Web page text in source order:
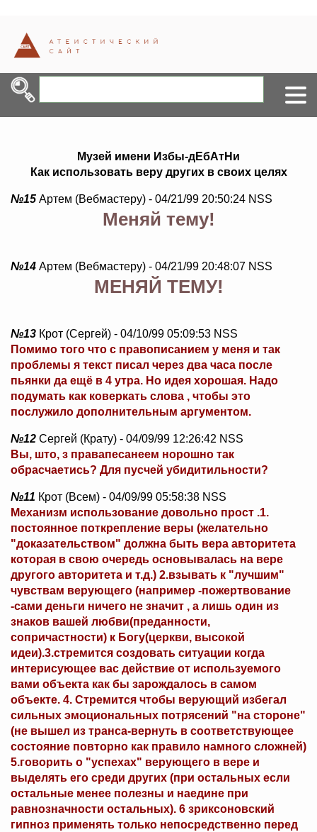
Музей имени Избы-дЕбАтНи
Как использовать веру других в своих целях
№15 Артем (Вебмастеру) - 04/21/99 20:50:24 NSS
Меняй тему!
№14 Артем (Вебмастеру) - 04/21/99 20:48:07 NSS
МЕНЯЙ ТЕМУ!
№13 Крот (Сергей) - 04/10/99 05:09:53 NSS
Помимо того что с правописанием у меня и так
проблемы я текст писал через два часа после
пьянки да ещё в 4 утра. Но идея хорошая. Надо
подумать как коверкать слова , чтобы это
послужило дополнительным аргументом.
№12 Сергей (Крату) - 04/09/99 12:26:42 NSS
Вы, што, з правапесанеем норошно так
обрасчаетись? Для пусчей убидитильности?
№11 Крот (Всем) - 04/09/99 05:58:38 NSS
Механизм использование довольно прост .1.
постоянное поткрепление веры (желательно
"доказательством" должна быть вера авторитета
которая в свою очередь основывалась на вере
другого авторитета и т.д.) 2.взывать к "лучшим"
чувствам верующего (например -пожертвование
-сами деньги ничего не значит , а лишь один из
знаков вашей любви(преданности,
сопричастности) к Богу(церкви, высокой
идеи).3.стремится создовать ситуации когда
интерисующее вас действие от используемого
вами объекта как бы зарождалось в самом
объекте. 4. Стремится чтобы верующий избегал
сильных эмоциональных потрясений "на стороне"
(не вышел из транса-вернуть в соответствующее
состояние повторно как правило намного сложней)
5.говорить о "успехах" верующего в вере и
выделять его среди других (при остальных если
остальные менее полезны и наедине при
равнозначности остальных). 6 зриксоновский
гипноз применять только непосредственно перед